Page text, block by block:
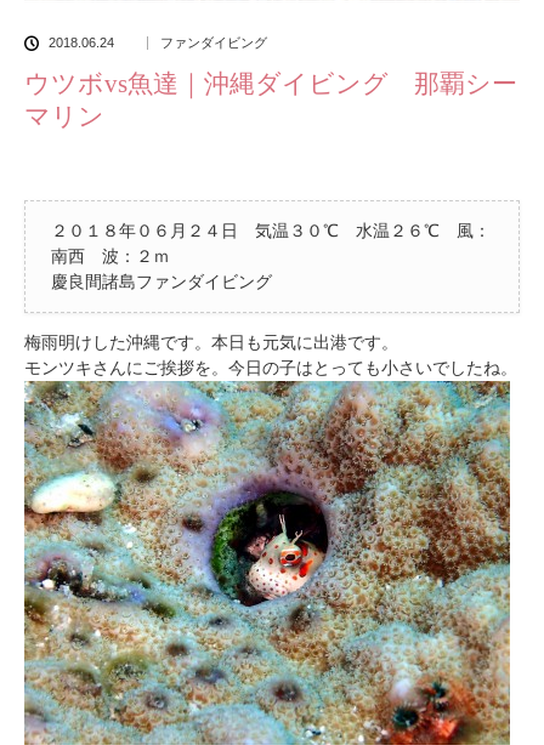
2018.06.24 ファンダイビング
ウツボvs魚達｜沖縄ダイビング 那覇シー
マリン
２０１８年０６月２４日 気温３０℃ 水温２６℃ 風：
南西 波：２ｍ
慶良間諸島ファンダイビング
梅雨明けした沖縄です。本日も元気に出港です。
モンツキさんにご挨拶を。今日の子はとっても小さいでしたね。